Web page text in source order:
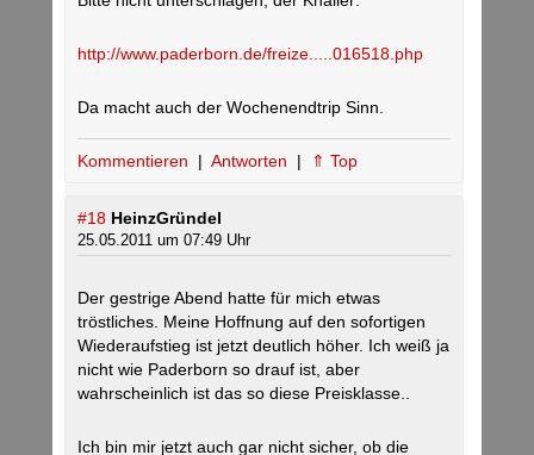
http://www.paderborn.de/freize.....016518.php
Da macht auch der Wochenendtrip Sinn.
Kommentieren | Antworten | ⇑ Top
#18 HeinzGründel
25.05.2011 um 07:49 Uhr
Der gestrige Abend hatte für mich etwas
tröstliches. Meine Hoffnung auf den sofortigen
Wiederaufstieg ist jetzt deutlich höher. Ich weiß ja
nicht wie Paderborn so drauf ist, aber
wahrscheinlich ist das so diese Preisklasse..
Ich bin mir jetzt auch gar nicht sicher, ob die